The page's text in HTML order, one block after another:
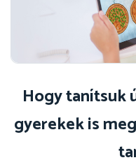
Hogy tanítsuk
gyerekek is